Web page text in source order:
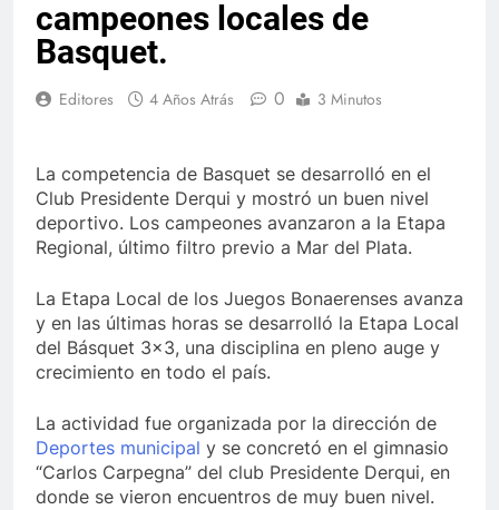
campeones locales de
Basquet.
Editores 4 Años Atrás 0 3 Minutos
La competencia de Basquet se desarrolló en el
Club Presidente Derqui y mostró un buen nivel
deportivo. Los campeones avanzaron a la Etapa
Regional, último filtro previo a Mar del Plata.
La Etapa Local de los Juegos Bonaerenses avanza
y en las últimas horas se desarrolló la Etapa Local
del Básquet 3×3, una disciplina en pleno auge y
crecimiento en todo el país.
La actividad fue organizada por la dirección de
Deportes municipal y se concretó en el gimnasio
“Carlos Carpegna” del club Presidente Derqui, en
donde se vieron encuentros de muy buen nivel.